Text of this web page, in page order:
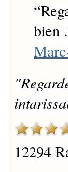
“
bien .
12294